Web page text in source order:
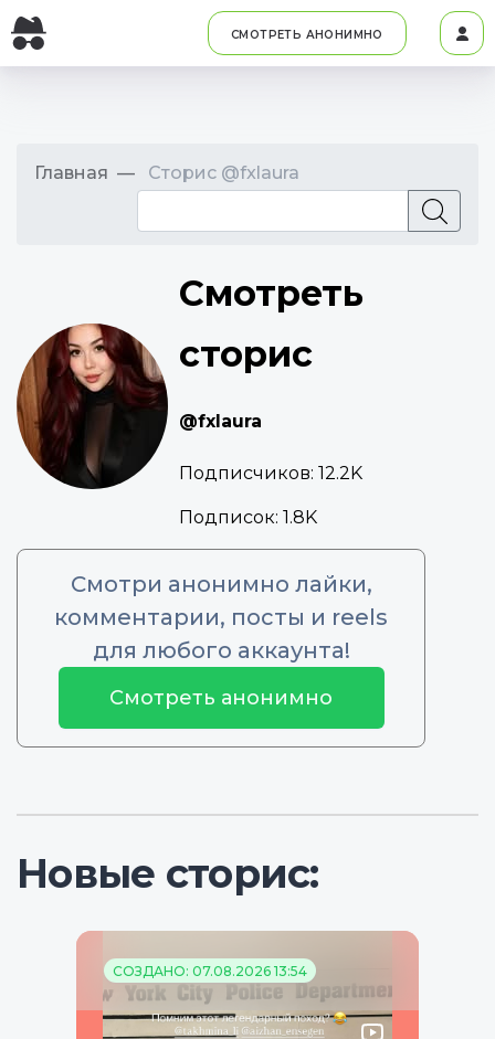
СМОТРЕТЬ АНОНИМНО
Главная Сторис @fxlaura
Смотреть
сторис
@fxlaura
Подписчиков: 12.2K
Подписок: 1.8K
Смотри анонимно лайки,
комментарии, посты и reels
для любого аккаунта!
Смотреть анонимно
Новые сторис:
СОЗДАНО: 07.08.2026 13:54